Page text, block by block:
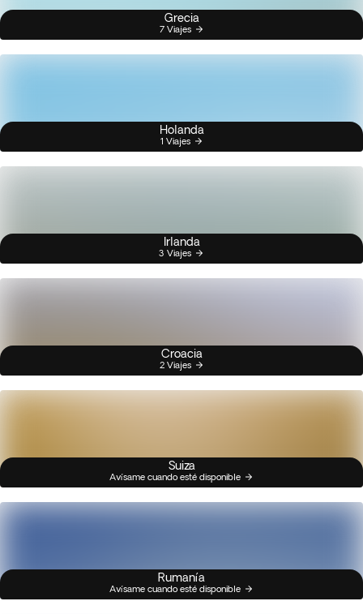
Grecia
7 Viajes
Holanda
1 Viajes
Irlanda
3 Viajes
Croacia
2 Viajes
Suiza
Avísame cuando esté disponible
Rumanía
Avísame cuando esté disponible